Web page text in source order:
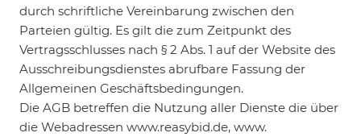
durch schriftliche Vereinbarung zwischen den
Parteien gültig. Es gilt die zum Zeitpunkt des
Vertragsschlusses nach § 2 Abs. 1 auf der Website des
Ausschreibungsdienstes abrufbare Fassung der
Allgemeinen Geschäftsbedingungen.
Die AGB betreffen die Nutzung aller Dienste die über
die Webadressen www.reasybid.de, www.